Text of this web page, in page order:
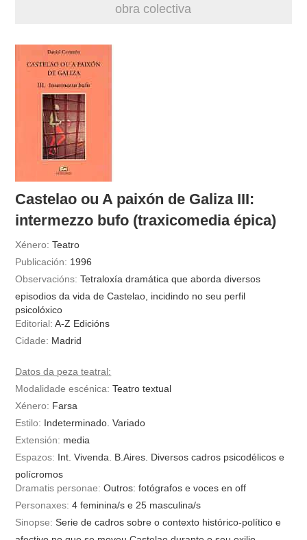
outros docs
obra colectiva
Castelao ou A paixón de Galiza III:
intermezzo bufo (traxicomedia épica)
Xénero: Teatro
Publicación: 1996
Observacións: Tetraloxía dramática que aborda diversos
episodios da vida de Castelao, incidindo no seu perfil
psicolóxico
Editorial: A-Z Edicións
Cidade: Madrid
Datos da peza teatral:
Modalidade escénica: Teatro textual
Xénero: Farsa
Estilo: Indeterminado. Variado
Extensión: media
Espazos: Int. Vivenda. B.Aires. Diversos cadros psicodélicos e
polícromos
Dramatis personae: Outros: fotógrafos e voces en off
Personaxes: 4 feminina/s e 25 masculina/s
Sinopse: Serie de cadros sobre o contexto histórico-político e